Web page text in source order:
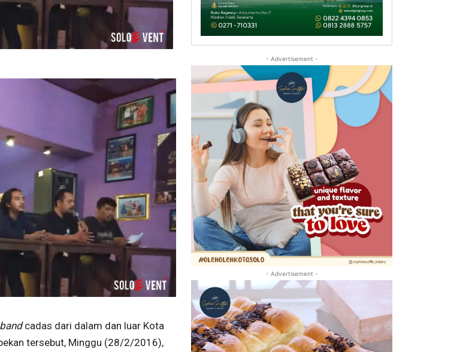
bandcadas dari dalam dan luar Kota
tersebut, Minggu (28/2/2016),
- Advertisement -
- Advertisement -